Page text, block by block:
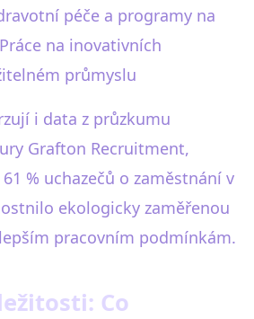
péče a programy na
na inovativních
průmyslu
i data z průzkumu
Grafton Recruitment,
% uchazečů o zaměstnání v
ekologicky zaměřenou
pracovním podmínkám.
Co